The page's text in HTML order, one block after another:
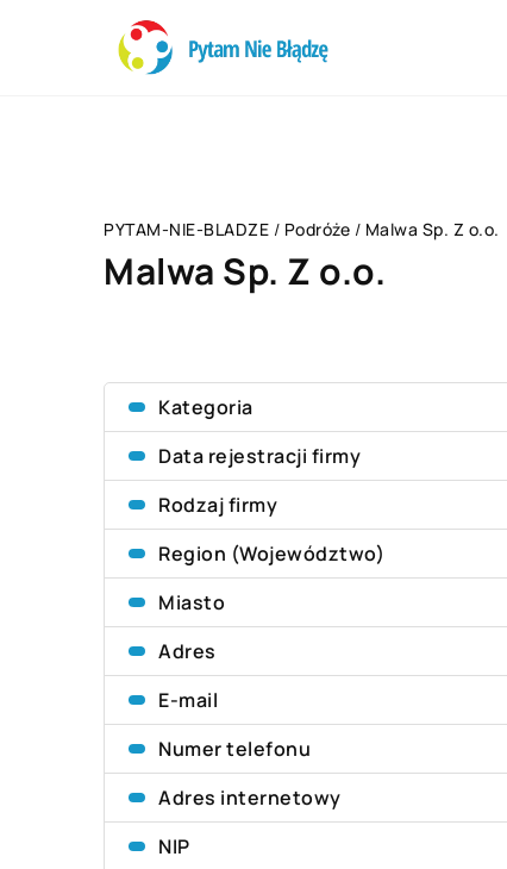
PYTAM-NIE-BLADZE / Podróże / Malwa Sp. Z o.o.
Malwa Sp. Z o.o.
Kategoria
Data rejestracji firmy
Rodzaj firmy
Region (Województwo)
Miasto
Adres
E-mail
Numer telefonu
Adres internetowy
NIP